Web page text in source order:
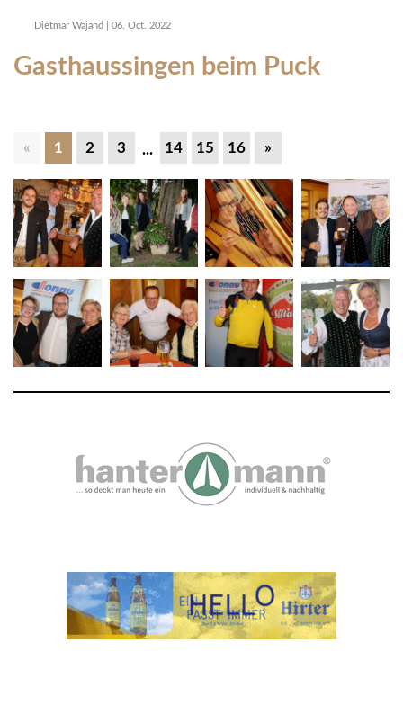
Dietmar Wajand 06. Oct. 2022
Gasthaussingen beim Puck
« 1 2 3 ... 14 15 16 »